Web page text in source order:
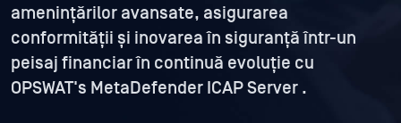
amenințărilor avansate, asigurarea
conformității și inovarea în siguranță într-un
peisaj financiar în continuă evoluție cu
OPSWAT's MetaDefender ICAP Server .